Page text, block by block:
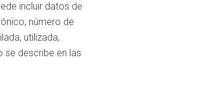
incluir datos de
número de
utilizada,
se describe en las